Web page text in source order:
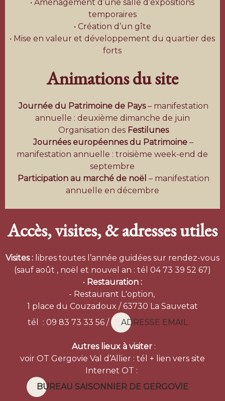
• Aménagement d’une salle d’expositions
temporaires
• Création d’un gîte
• Mise en valeur et développement du quartier des
forts
Animations du site
Journée du Patrimoine de Pays– manifestation
annuelle : deuxième dimanche de juin
Organisation desFestilunes
Journées européennes du Patrimoine –
manifestation annuelle : troisième week-end de
septembre
Participation au marché de noël – manifestation
annuelle en décembre
Accès, visites, & adresses utiles
Visites : libres toutes l’année guidées sur rendez-vous
(sauf août , noël et nouvel an : tél 04 73 39 52 67)
• Restauration :
- Restaurant L'option,
1 place du Couzadoux / 63730 La Sauvetat
tél : 09 83 73 33 56 /
ADRESSE EMAIL
Autres lieux à visiter:
voir OT Gergovie Val d’Allier : tél + lien vers site
Internet OT :
BUREAU SAISONNIER DE GERGOVIE